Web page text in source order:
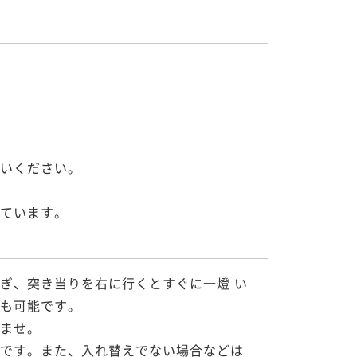
ください。
います。
、突き当りを右に行くとすぐに一燈 い
可能です。
せ。
す。また、入れ替えでない場合などは